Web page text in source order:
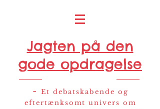
Jagten på den
gode opdragelse
- Et debatskabende og
eftertænksomt univers om